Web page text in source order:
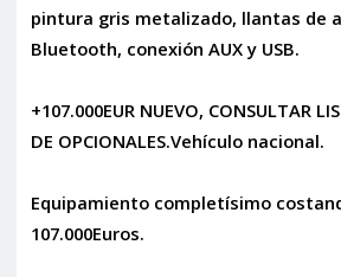
pintura gris metalizado, llantas de
Bluetooth, conexión AUX y USB.
+107.000EUR NUEVO, CONSULTAR
DE OPCIONALES.Vehículo nacional.
Equipamiento completísimo
107.000Euros.